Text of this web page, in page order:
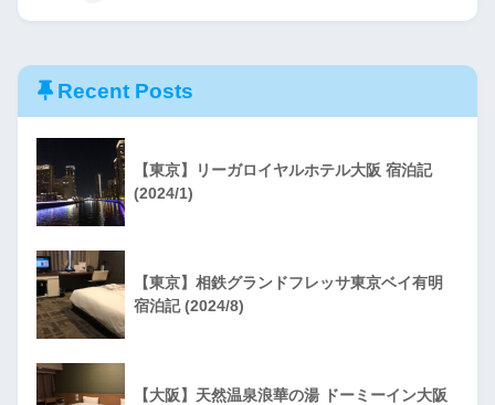
Recent Posts
【東京】リーガロイヤルホテル大阪 宿泊記
(2024/1)
【東京】相鉄グランドフレッサ東京ベイ有明
宿泊記 (2024/8)
【大阪】天然温泉浪華の湯 ドーミーイン大阪